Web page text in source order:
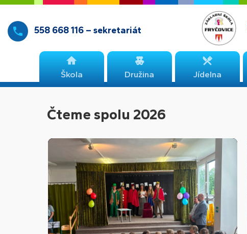
558 668 116 – sekretariát
Škola Družina Jídelna
Čteme spolu 2026